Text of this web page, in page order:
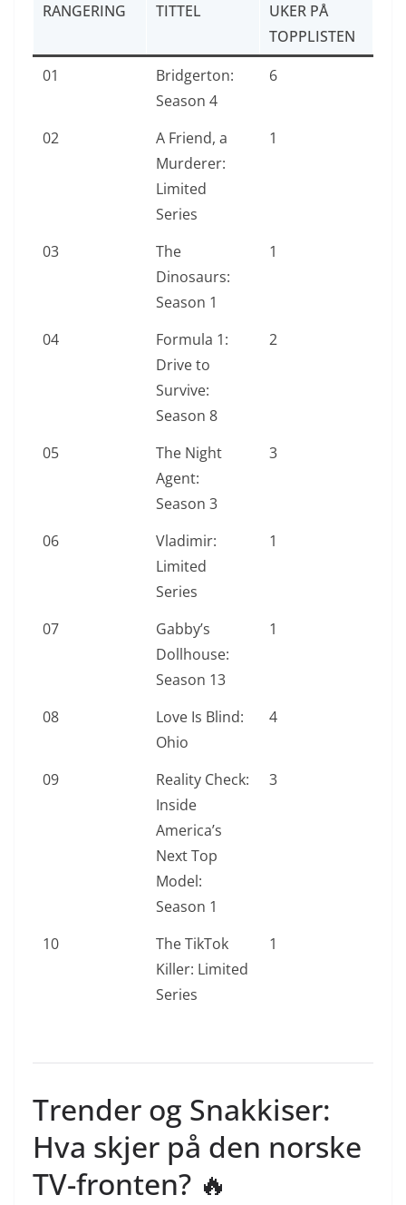
RANGERING TITTEL
UKER PÅ
TOPPLISTEN
01
Bridgerton:
Season 4
6
02
A Friend, a
Murderer:
Limited
Series
1
03
The
Dinosaurs:
Season 1
1
04
Formula 1:
Drive to
Survive:
Season 8
2
05
The Night
Agent:
Season 3
3
06
Vladimir:
Limited
Series
1
07
Gabby’s
Dollhouse:
Season 13
1
08
Love Is Blind:
Ohio
4
09
Reality Check:
Inside
America’s
Next Top
Model:
Season 1
3
10
The TikTok
Killer: Limited
Series
1
Trender og Snakkiser:
Hva skjer på den norske
TV-fronten? 🔥